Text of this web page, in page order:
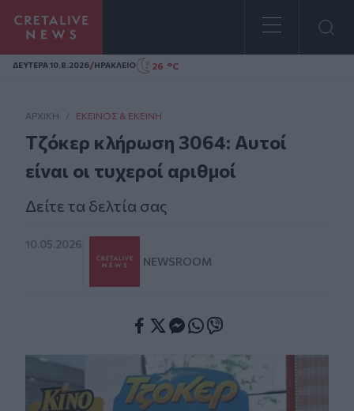
Homepage
ΔΕΥΤΕΡΑ 10.8.2026/ΗΡΑΚΛΕΙΟ 26 °C
ΑΡΧΙΚΗ / ΕΚΕΊΝΟΣ & ΕΚΕΊΝΗ
Τζόκερ κλήρωση 3064: Αυτοί
είναι οι τυχεροί αριθμοί
Δείτε τα δελτία σας
10.05.2026
NEWSROOM